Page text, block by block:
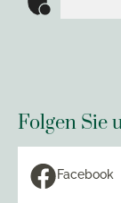
Folgen Sie
Facebook